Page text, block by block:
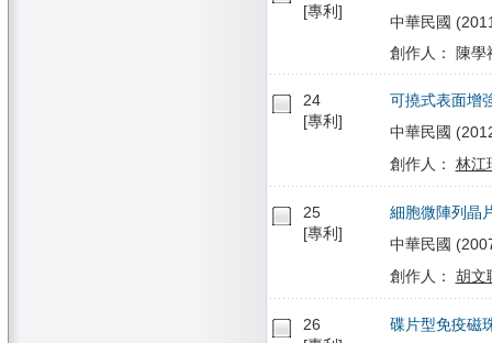
[專利]
中華民國
創作人： 陳學
24
[專利]
可撓式表面增
中華民國
創作人： 林江
25
[專利]
細胞微陣列晶
中華民國
創作人： 胡文
26
碟片型免疫磁